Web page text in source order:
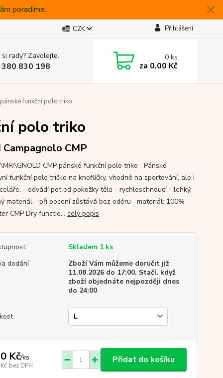
poradíme.
CZK Přihlášení
rady? Zavolejte.
830 198
0ks
za 0,00 Kč
funkční polo triko
polo triko
Campagnolo CMP
CMP pánské funkční polo triko Pánské
funkční polo tričko na knoflíčky, vhodné na sportování, ale i
- odvádí pot od pokožky těla - rychleschnoucí - lehký,
materiál - při pocení zůstává bez odéru materiál: 100%
CMP Dry functio... celý popis
Skladem 1 ks
dodání
Zboží Vám můžeme doručit již
11.08.2026 do 17:00. Stačí, když
zboží objednáte nejpozději dnes
do 24:00
Kč/ks
bez DPH
Přidat do košíku